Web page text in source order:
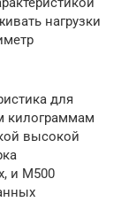
нагрузки
для
килограммам
высокой
и М500